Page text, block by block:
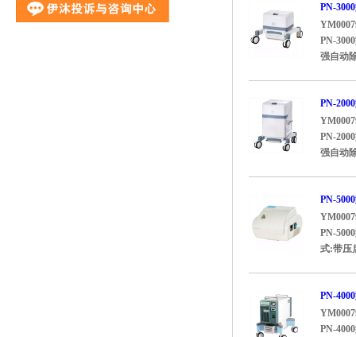
PN-
PN-
强自动
PN-
PN-
强自动
PN-
PN-
式:带压
PN-
PN-